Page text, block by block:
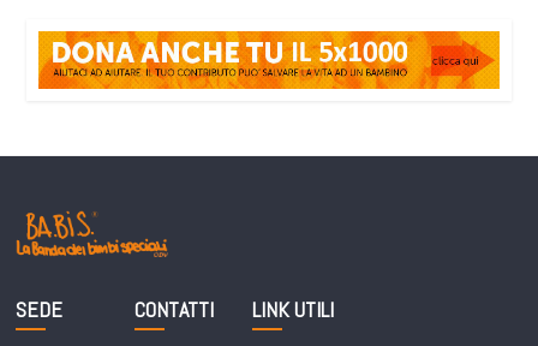
SEDE CONTATTI LINK UTILI